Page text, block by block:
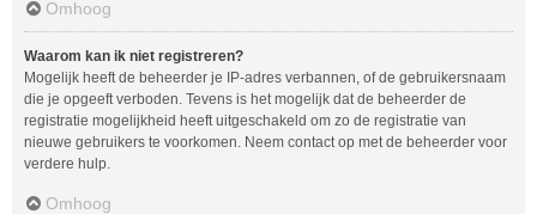
Omhoog
Waarom kan ik niet registreren?
Mogelijk heeft de beheerder je IP-adres verbannen, of de gebruikersnaam
die je opgeeft verboden. Tevens is het mogelijk dat de beheerder de
registratie mogelijkheid heeft uitgeschakeld om zo de registratie van
nieuwe gebruikers te voorkomen. Neem contact op met de beheerder voor
verdere hulp.
Omhoog